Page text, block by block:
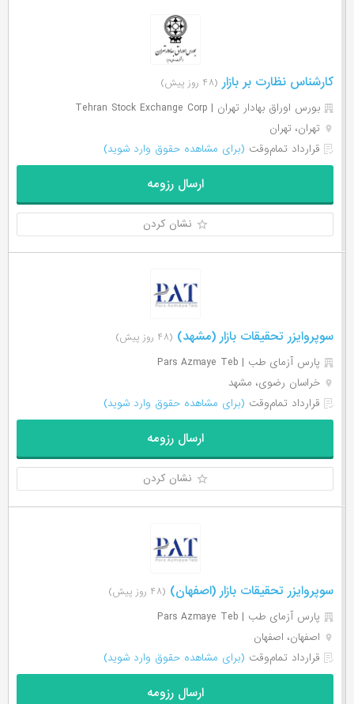
کارشناس نظارت بر بازار (۴۸ روز پیش)
بورس اوراق بهادار تهران | Tehran Stock Exchange Corp
تهران، تهران
قرارداد تمام‌وقت (برای مشاهده حقوق وارد شوید)
ارسال رزومه
نشان کردن
سوپروایزر تحقیقات بازار (مشهد) (۴۸ روز پیش)
پارس آزمای طب | ‌Pars Azmaye Teb
خراسان رضوی، مشهد
قرارداد تمام‌وقت (برای مشاهده حقوق وارد شوید)
ارسال رزومه
نشان کردن
سوپروایزر تحقیقات بازار (اصفهان) (۴۸ روز پیش)
پارس آزمای طب | ‌Pars Azmaye Teb
اصفهان، اصفهان
قرارداد تمام‌وقت (برای مشاهده حقوق وارد شوید)
ارسال رزومه